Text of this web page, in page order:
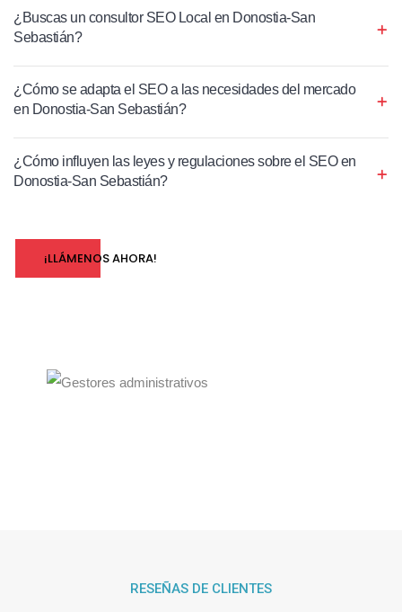
¿Buscas un consultor SEO Local en Donostia-San
Sebastián?
¿Cómo se adapta el SEO a las necesidades del mercado
en Donostia-San Sebastián?
¿Cómo influyen las leyes y regulaciones sobre el SEO en
Donostia-San Sebastián?
¡LLÁMENOS AHORA!
RESEÑAS DE CLIENTES